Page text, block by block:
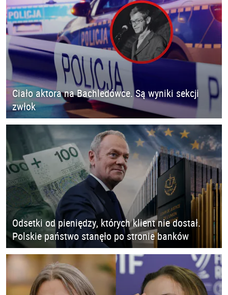
Ciało aktora na Bachledówce. Są wyniki sekcji
zwłok
Odsetki od pieniędzy, których klient nie dostał.
Polskie państwo stanęło po stronie banków